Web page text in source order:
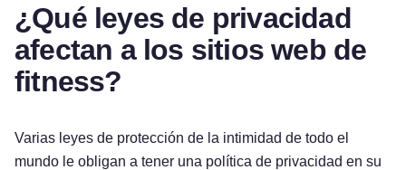
¿Qué leyes de privacidad
afectan a los sitios web de
fitness?
Varias leyes de protección de la intimidad de todo el
mundo le obligan a tener una política de privacidad en su